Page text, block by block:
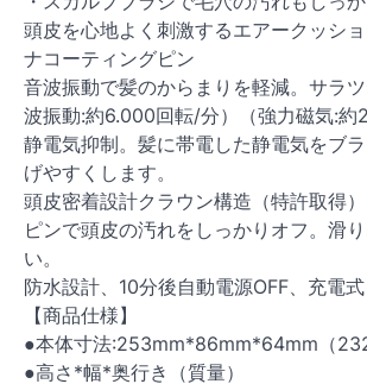
頭皮を心地よく刺激するエアークッシ
ナコーティングピン
音波振動で髪のからまりを軽減。サラ
波振動:約6.000回転/分）（強力磁気:約
静電気抑制。髪に帯電した静電気をブ
げやすくします。
頭皮密着設計クラウン構造（特許取得
ピンで頭皮の汚れをしっかりオフ。滑
い。
防水設計、10分後自動電源OFF、充電式
【商品仕様】
●本体寸法:253mm*86mm*64mm（
●高さ*幅*奥行き（質量）